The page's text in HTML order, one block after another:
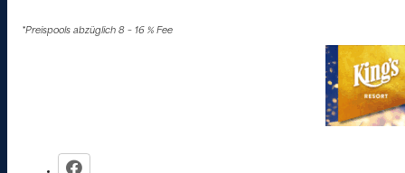
*Preispools abzüglich 8 – 16 % Fee